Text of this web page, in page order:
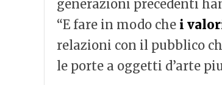
generazioni precedenti
“E fare in modo che i
relazioni con il pubblico
le porte a oggetti d’arte